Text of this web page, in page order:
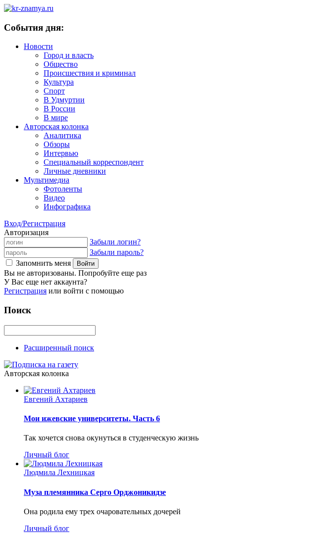
События дня:
Новости
Город и власть
Общество
Происшествия и криминал
Культура
Спорт
В Удмуртии
В России
В мире
Авторская колонка
Аналитика
Обзоры
Интервью
Специальный корреспондент
Личные дневники
Мультимедиа
Фотоленты
Видео
Инфографика
Вход/Регистрация
Авторизация
Забыли логин?
Забыли пароль?
Запомнить меня
Вы не авторизованы. Попробуйте еще раз
У Вас еще нет аккаунта?
Регистрация или войти с помощью
Поиск
Расширенный поиск
Авторская колонка
Евгений Ахтариев
Мои ижевские университеты. Часть 6
Так хочется снова окунуться в студенческую жизнь
Личный блог
Людмила Лехницкая
Муза племянника Серго Орджоникидзе
Она родила ему трех очаровательных дочерей
Личный блог